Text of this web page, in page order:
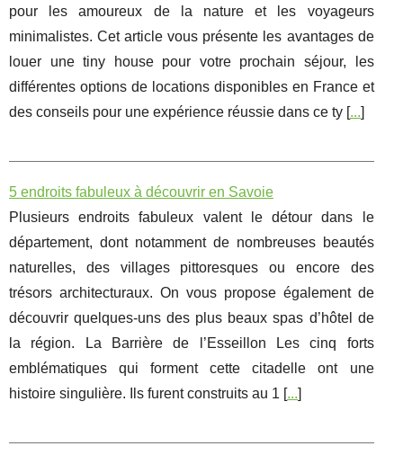
pour les amoureux de la nature et les voyageurs
minimalistes. Cet article vous présente les avantages de
louer une tiny house pour votre prochain séjour, les
différentes options de locations disponibles en France et
des conseils pour une expérience réussie dans ce ty [...]
5 endroits fabuleux à découvrir en Savoie
Plusieurs endroits fabuleux valent le détour dans le
département, dont notamment de nombreuses beautés
naturelles, des villages pittoresques ou encore des
trésors architecturaux. On vous propose également de
découvrir quelques-uns des plus beaux spas d’hôtel de
la région. La Barrière de l’Esseillon Les cinq forts
emblématiques qui forment cette citadelle ont une
histoire singulière. Ils furent construits au 1 [...]